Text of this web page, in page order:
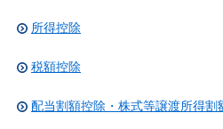
所得控除
税額控除
配当割額控除・株式等譲渡所得割